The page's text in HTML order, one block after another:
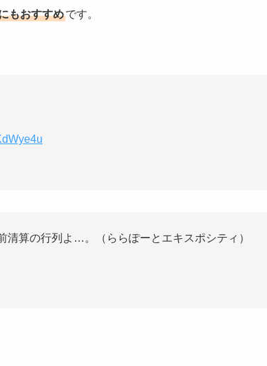
もおすすめです。
算の行列よ…。（ららぽーとエキスポシティ）